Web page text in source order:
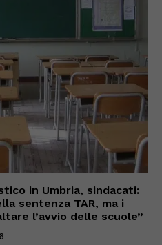
in Umbria, sindacati:
sentenza TAR, ma i
l’avvio delle scuole”